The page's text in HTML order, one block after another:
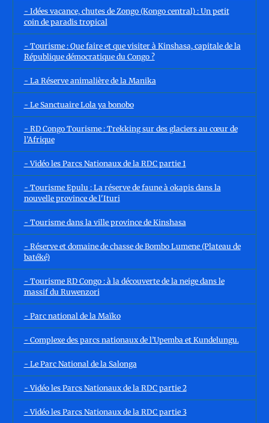
- Idées vacance, chutes de Zongo (Kongo central) : Un petit
coin de paradis tropical
- Tourisme : Que faire et que visiter à Kinshasa, capitale de la
République démocratique du Congo ?
- La Réserve animalière de la Manika
- Le Sanctuaire Lola ya bonobo
- RD Congo Tourisme : Trekking sur des glaciers au cœur de
l’Afrique
- Vidéo les Parcs Nationaux de la RDC partie 1
- Tourisme Epulu : La réserve de faune à okapis dans la
nouvelle province de l'Ituri
- Tourisme dans la ville province de Kinshasa
- Réserve et domaine de chasse de Bombo Lumene (Plateau de
batéké)
- Tourisme RD Congo : à la découverte de la neige dans le
massif du Ruwenzori
- Parc national de la Maïko
- Complexe des parcs nationaux de l’Upemba et Kundelungu.
- Le Parc National de la Salonga
- Vidéo les Parcs Nationaux de la RDC partie 2
- Vidéo les Parcs Nationaux de la RDC partie 3